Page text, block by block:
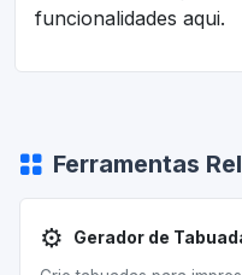
funcionalidades aqui.
Ferramentas
⚙️ Gerador de